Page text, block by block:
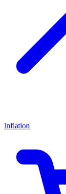
Inflation